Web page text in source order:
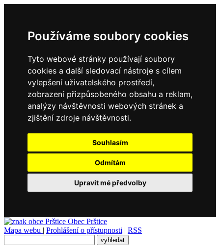
Používáme soubory cookies
Tyto webové stránky používají soubory
cookies a další sledovací nástroje s cílem
vylepšení uživatelského prostředí,
zobrazení přizpůsobeného obsahu a reklam,
analýzy návštěvnosti webových stránek a
zjištění zdroje návštěvnosti.
Souhlasím
Odmítám
Upravit mé předvolby
Obec Prštice
Mapa webu | Prohlášení o přístupnosti | RSS